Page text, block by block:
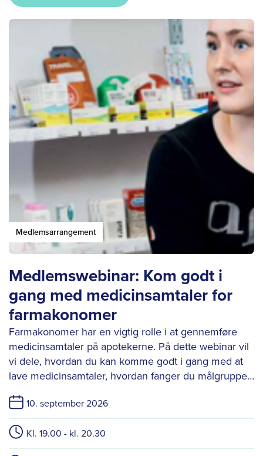
Medlemsarrangement
Medlemswebinar: Kom godt i
gang med medicinsamtaler for
farmakonomer
Farmakonomer har en vigtig rolle i at gennemføre
medicinsamtaler på apotekerne. På dette webinar vil
vi dele, hvordan du kan komme godt i gang med at
lave medicinsamtaler, hvordan fanger du målgruppen
10. september 2026
Kl. 19.00 - kl. 20.30